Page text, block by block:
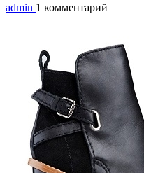
admin 1 комментарий